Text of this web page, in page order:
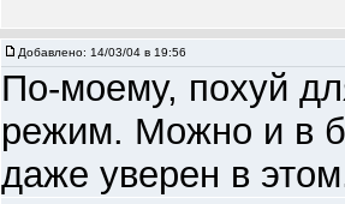
Добавлено: 14/03/04 в 19:56
По-моему, похуй
режим. Можно и в
даже уверен в